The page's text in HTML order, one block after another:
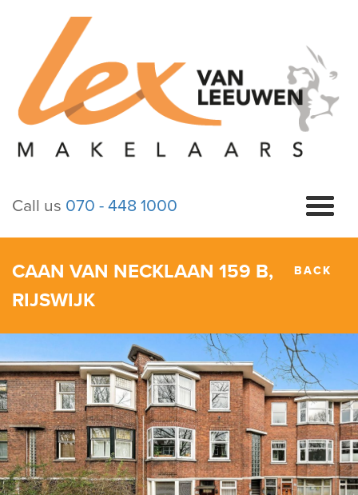
Call us 070 - 448 1000
CAAN VAN NECKLAAN 159 B,
RIJSWIJK
BACK
previous